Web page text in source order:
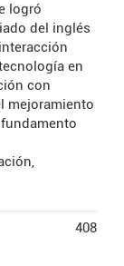
logró
del inglés
en
con
mejoramiento
408